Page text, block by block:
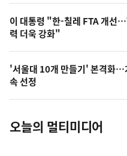
오
늘
의
사
진
이 대통령 "한-칠레 FTA 개선
력 더욱 강화"
'서울대 10개 만들기' 본격화…
속 선정
오늘의 멀티미디어